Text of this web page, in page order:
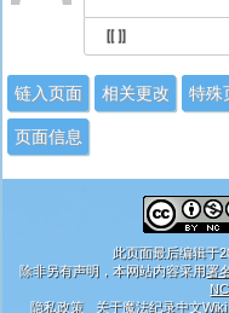
链入页面 相关更改 特殊
页面信息
此页面最后编辑于
除非另有声明，本网站内容采用署
隐私政策
关于魔法纪录中文Wiki